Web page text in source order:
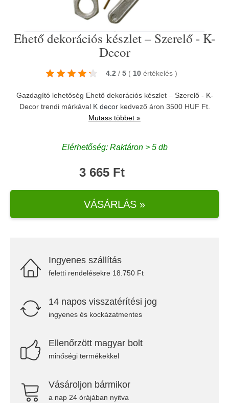
Ehető dekorációs készlet – Szerelő - K-
Decor
4.2 / 5 ( 10 értékelés )
Gazdagító lehetőség Ehető dekorációs készlet – Szerelő - K-
Decor trendi márkával K decorkedvező áron 3500 HUF Ft.
Mutass többet »
Elérhetőség: Raktáron > 5 db
3 665 Ft
VÁSÁRLÁS »
Ingyenes szállítás
feletti rendelésekre 18.750 Ft
14 napos visszatérítési jog
ingyenes és kockázatmentes
Ellenőrzött magyar bolt
minőségi termékekkel
Vásároljon bármikor
a nap 24 órájában nyitva